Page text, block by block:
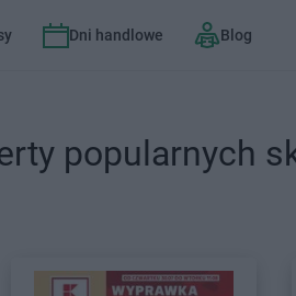
Dni handlowe Blog
popularnych